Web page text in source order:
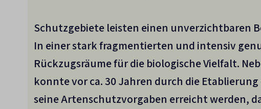
Schutzgebiete leisten einen unverzichtbaren
In einer stark fragmentierten und intensiv
Rückzugsräume für die biologische Vielfalt.
konnte vor ca. 30 Jahren durch die
seine Artenschutzvorgaben erreicht werden,